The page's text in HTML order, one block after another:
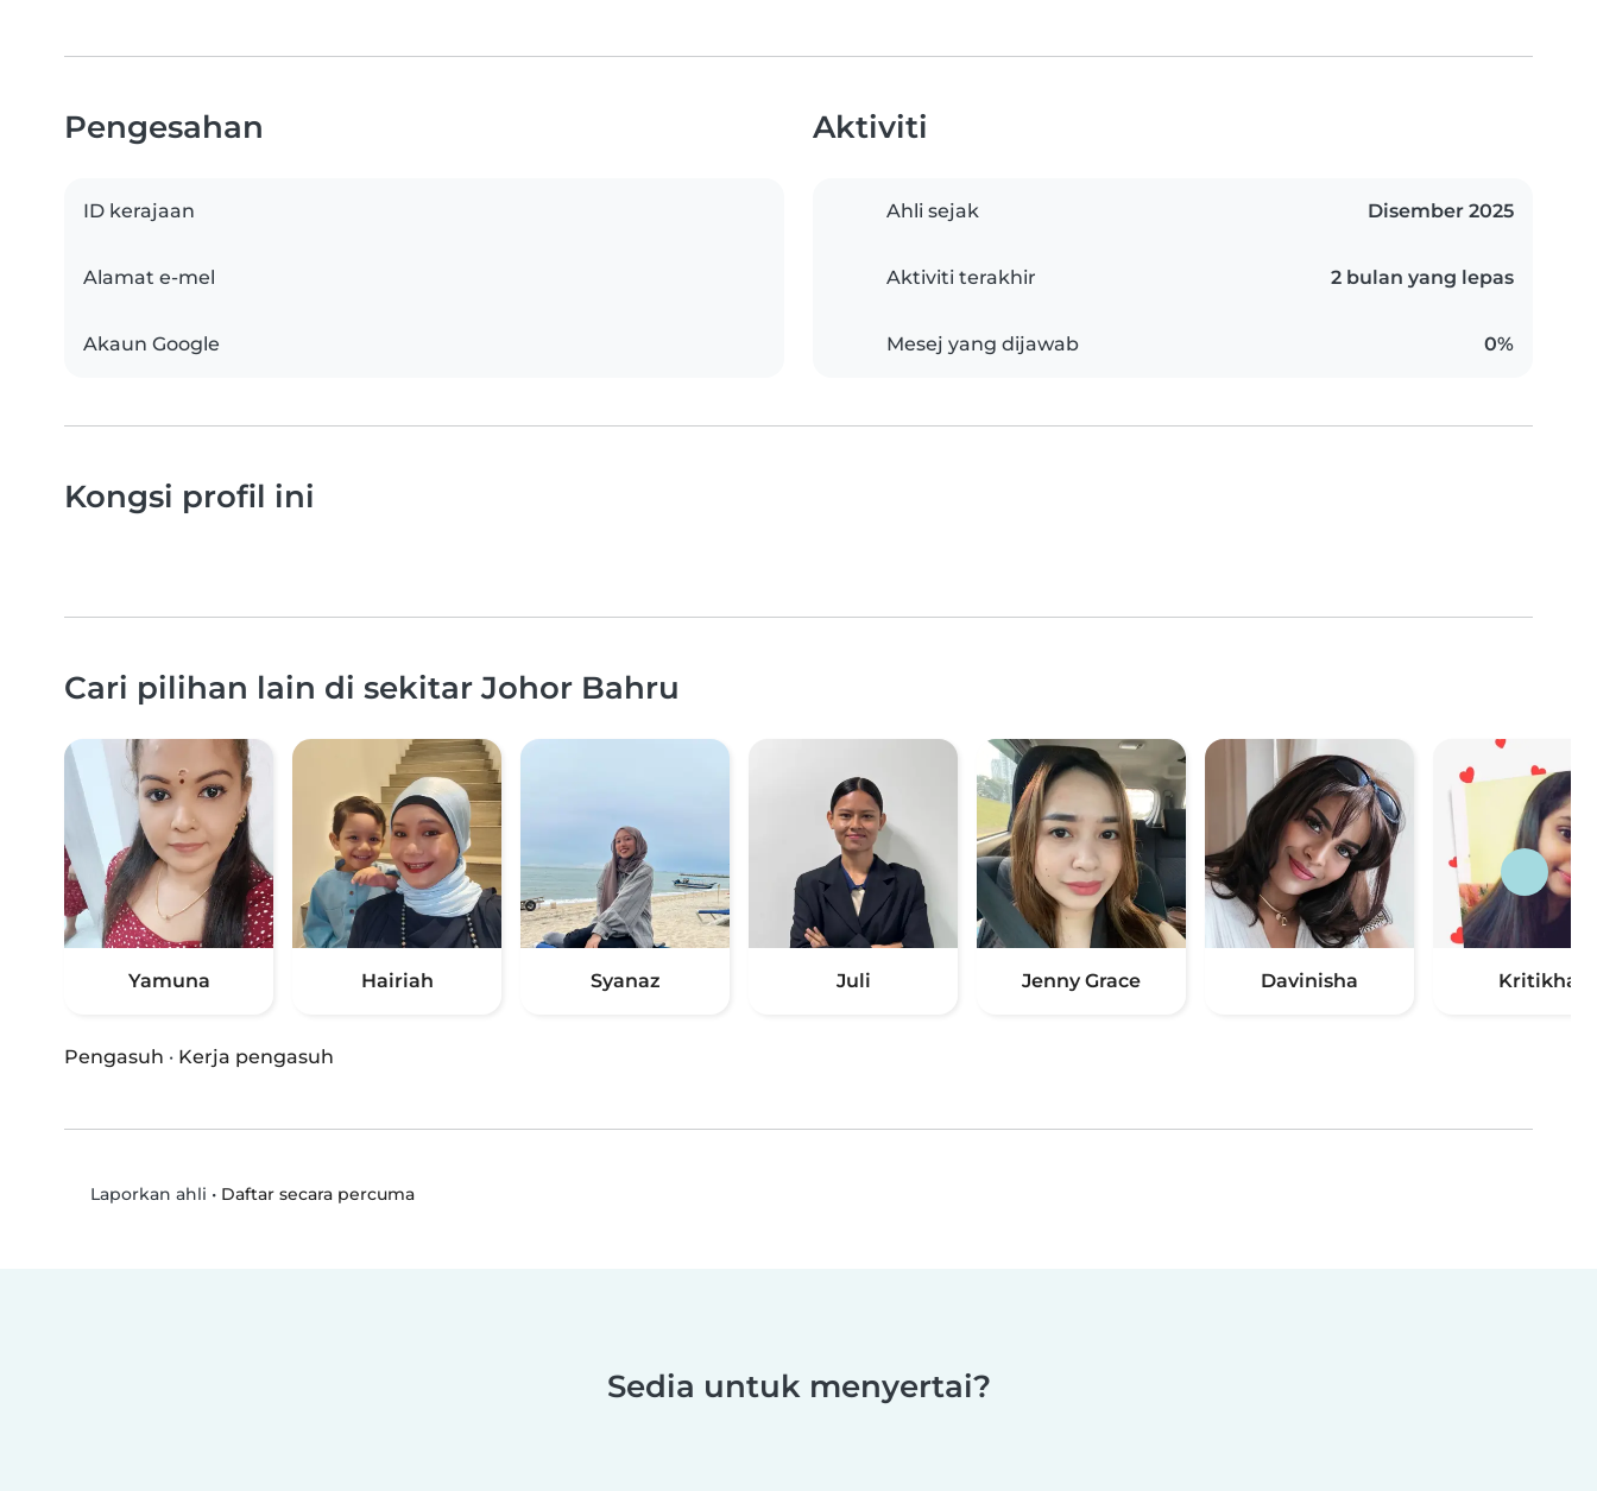
Pengesahan
ID kerajaan
Alamat e-mel
Akaun Google
Aktiviti
Ahli sejak Disember 2025
Aktiviti terakhir 2 bulan yang lepas
Mesej yang dijawab 0%
Kongsi profil ini
Cari pilihan lain di sekitar Johor Bahru
Yamuna Hairiah Syanaz Juli Jenny Grace Davinisha Kritikha
Pengasuh · Kerja pengasuh
Laporkan ahli • Daftar secara percuma
Sedia untuk menyertai?